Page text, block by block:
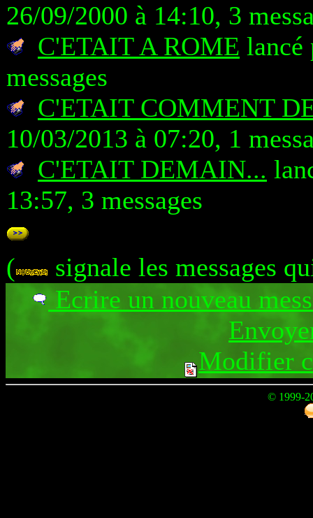
26/09/2000 à 14:10, 3
C'ETAIT A ROME lancé
messages
C'ETAIT COMMENT
10/03/2013 à 07:20, 1
C'ETAIT DEMAIN...
13:57, 3 messages
(
signale les messages
Ecrire un nouveau
Modifier
© 1999-